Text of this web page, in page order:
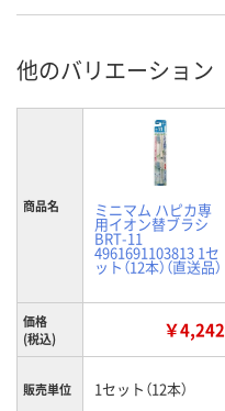
他のバリエーション
商品名 ミニマム ハピカ専
用イオン替ブラシ
BRT-11
4961691103813 1セ
ット（12本）（直送品）
価格
(税込)
￥4,242
販売単位 1セット（12本）